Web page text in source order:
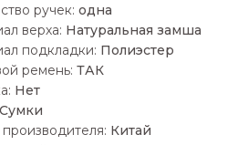
ручек: одна
верха: Натуральная замша
подкладки: Полиэстер
ремень: ТАК
Нет
Сумки
Китай